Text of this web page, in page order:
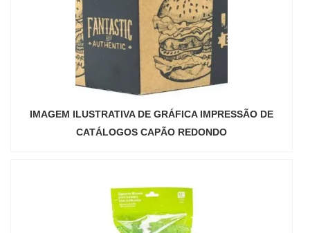
IMAGEM ILUSTRATIVA DE GRÁFICA IMPRESSÃO DE
CATÁLOGOS CAPÃO REDONDO